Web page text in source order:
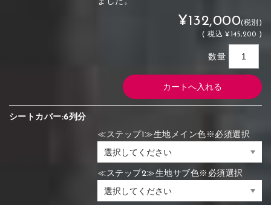
¥132,000(税別)
(税込 ¥145,200 )
数量
シートカバー:6列分
≪ステップ1≫生地メイン色※必須選択
≪ステップ2≫生地サブ色※必須選択